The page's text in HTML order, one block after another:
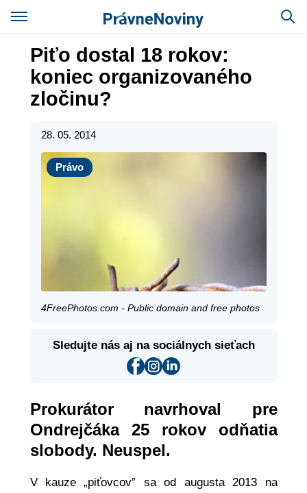
Piťo dostal 18 rokov:
koniec organizovaného
zločinu?
28. 05. 2014
Právo
Právo
4FreePhotos.com - Public domain and free photos
Sledujte nás aj na sociálnych sieťach
Prokurátor navrhoval pre
Ondrejčáka 25 rokov odňatia
slobody. Neuspel.
V kauze „piťovcov” sa od augusta 2013 na